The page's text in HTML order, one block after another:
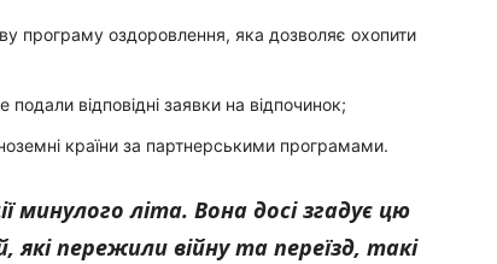
програму оздоровлення, яка дозволяє охопити
відповідні заявки на відпочинок;
країни за партнерськими програмами.
минулого літа. Вона досі згадує цю
які пережили війну та переїзд, такі